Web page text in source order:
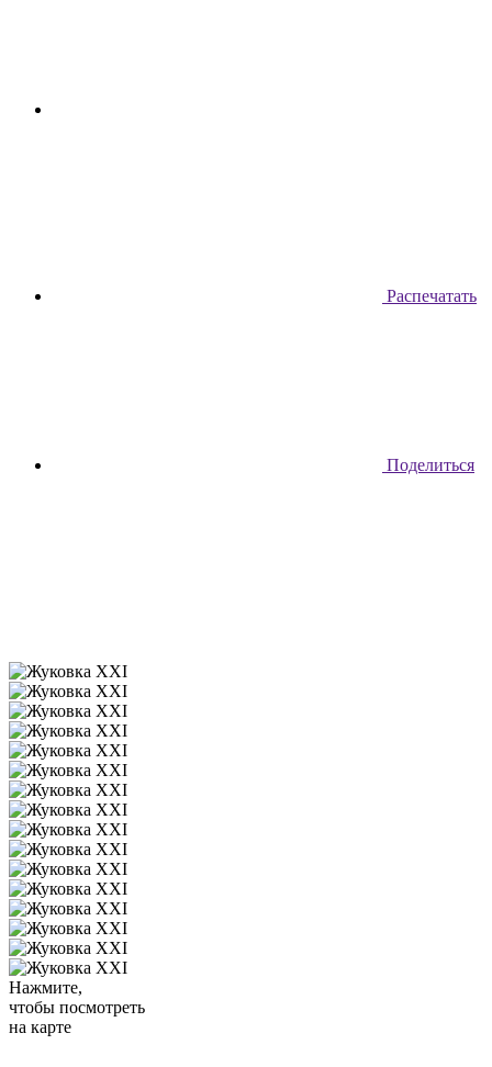
Распечатать
Поделиться
Нажмите,
чтобы посмотреть
на карте